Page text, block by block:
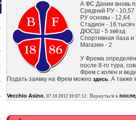
А ФС Дании вновь
Средний РУ - 10,57
РУ основы - 12,64
Стадион - 16 тысяч
ДЮСШ - 5 звёзд
Спортивная база и
Магазин - 2
У Фрема
после 8-го тура,
Фрем с колен и
Подать заявку на Фрем можно здесь. А также
Vecchio Asino, 07.10.2012 10:07:12 . Вернуться к